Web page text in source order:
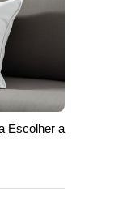
Escolher a